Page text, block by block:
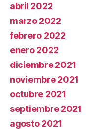
abril 2022
marzo 2022
febrero 2022
enero 2022
diciembre 2021
noviembre 2021
octubre 2021
septiembre 2021
agosto 2021